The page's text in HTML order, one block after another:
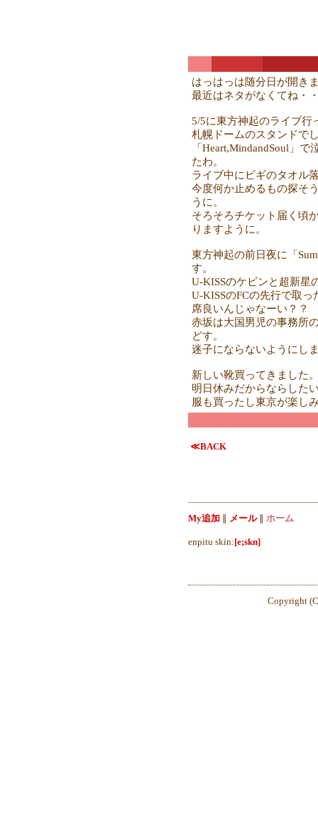
はっはっは随分日が開き
最近はネタがなくてね・
5/5に東方神起のライブ行
札幌ドームのスタンドで
「Heart,MindandSoul」
たわ。
ライブ中にビギのタオル
今度何か止めるもの探そ
うに。
そろそろチケット届く頃
りますように。
東方神起の前日夜に「
す。
U-KISSのケビンと超新星
U-KISSのFCの先行で取
席良いんじゃなーい？？
赤坂は大国男児の事務所
どす。
迷子にならないようにし
新しい靴買ってきました
明日休みだからならした
服も買ったし東京が楽し
≪BACK
My追加 メール∥ ホーム
enpitu skin:[e;skn]
Copyright